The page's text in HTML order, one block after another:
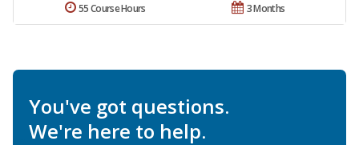
3 Months
55 Course Hours
You've got questions.
We're here to help.